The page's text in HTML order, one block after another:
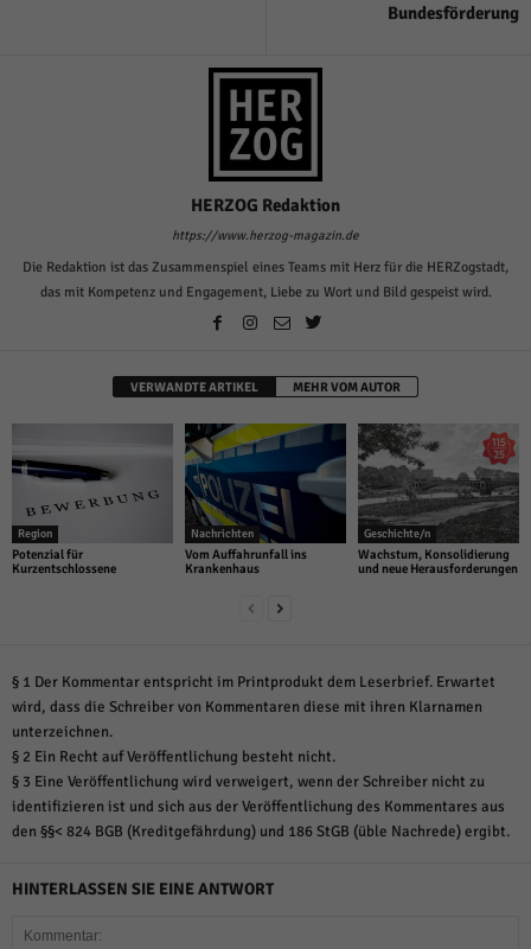
Bundesförderung
HERZOG Redaktion
https://www.herzog-magazin.de
Die Redaktion ist das Zusammenspiel eines Teams mit Herz für die HERZogstadt,
das mit Kompetenz und Engagement, Liebe zu Wort und Bild gespeist wird.
VERWANDTE ARTIKEL MEHR VOM AUTOR
Region
Potenzial für
Kurzentschlossene
Nachrichten
Vom Auffahrunfall ins
Krankenhaus
Geschichte/n
Wachstum, Konsolidierung
und neue Herausforderungen
§ 1 Der Kommentar entspricht im Printprodukt dem Leserbrief. Erwartet
wird, dass die Schreiber von Kommentaren diese mit ihren Klarnamen
unterzeichnen.
§ 2 Ein Recht auf Veröffentlichung besteht nicht.
§ 3 Eine Veröffentlichung wird verweigert, wenn der Schreiber nicht zu
identifizieren ist und sich aus der Veröffentlichung des Kommentares aus
den §§< 824 BGB (Kreditgefährdung) und 186 StGB (üble Nachrede) ergibt.
HINTERLASSEN SIE EINE ANTWORT